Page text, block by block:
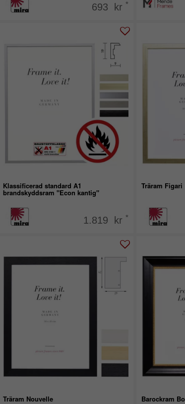
693 kr *
Klassificerad standard A1
brandskyddsram "Econ kantig"
1.819 kr *
Träram Figari
Träram Nouvelle Barockram